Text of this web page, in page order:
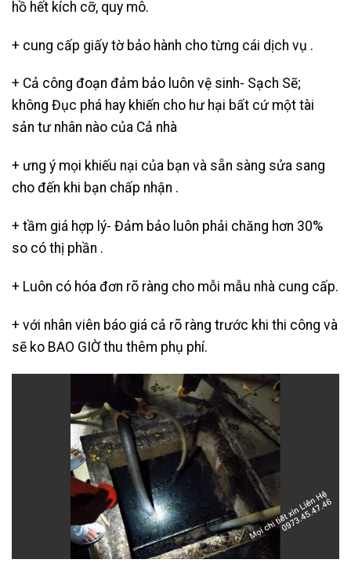
hồ hết kích cỡ, quy mô.
+ cung cấp giấy tờ bảo hành cho từng cái dịch vụ .
+ Cả công đoạn đảm bảo luôn vệ sinh- Sạch Sẽ;
không Đục phá hay khiến cho hư hại bất cứ một tài
sản tư nhân nào của Cả nhà
+ ưng ý mọi khiếu nại của bạn và sẵn sàng sửa sang
cho đến khi bạn chấp nhận .
+ tầm giá hợp lý- Đảm bảo luôn phải chăng hơn 30%
so có thị phần .
+ Luôn có hóa đơn rõ ràng cho mỗi mẫu nhà cung cấp.
+ với nhân viên báo giá cả rõ ràng trước khi thi công và
sẽ ko BAO GIỜ thu thêm phụ phí.